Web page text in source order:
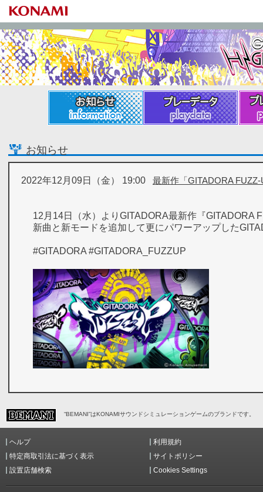
お知らせ
2022年12月09日（金） 19:00 最新作「GITADORA
12月14日（水）よりGITADORA最新作『GITADORA
新曲と新モードを追加して更にパワーアップした
#GITADORA #GITADORA_FUZZUP
“BEMANI”はKONAMIサウンドシミュレーションゲームのブランドです。
ヘルプ
利用規約
特定商取引法に基づく表示
サイトポリシー
設置店舗検索
Cookies Settings